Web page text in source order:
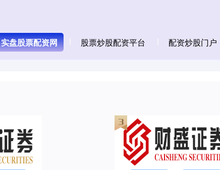
实盘股票配资网 股票炒股配资平台 配资炒股门户